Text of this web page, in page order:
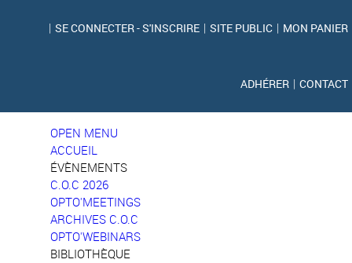
MON PANIER
|
SITE PUBLIC
|
SE CONNECTER - S'INSCRIRE
|
CONTACT
|
ADHÉRER
OPEN MENU
ACCUEIL
ÉVÈNEMENTS
C.O.C 2026
OPTO'MEETINGS
ARCHIVES C.O.C
OPTO'WEBINARS
BIBLIOTHÈQUE